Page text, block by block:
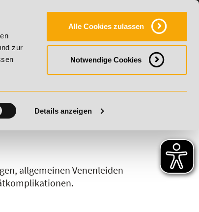
zur
Details anzeigen
Alle Cookies zulassen
Notwendige Cookies
KONTAKT FAQ ONLINE-CAMPUS
20% Rabatt bis 17. August 2026 - Summer Vitality!
allgemeinen Venenleiden